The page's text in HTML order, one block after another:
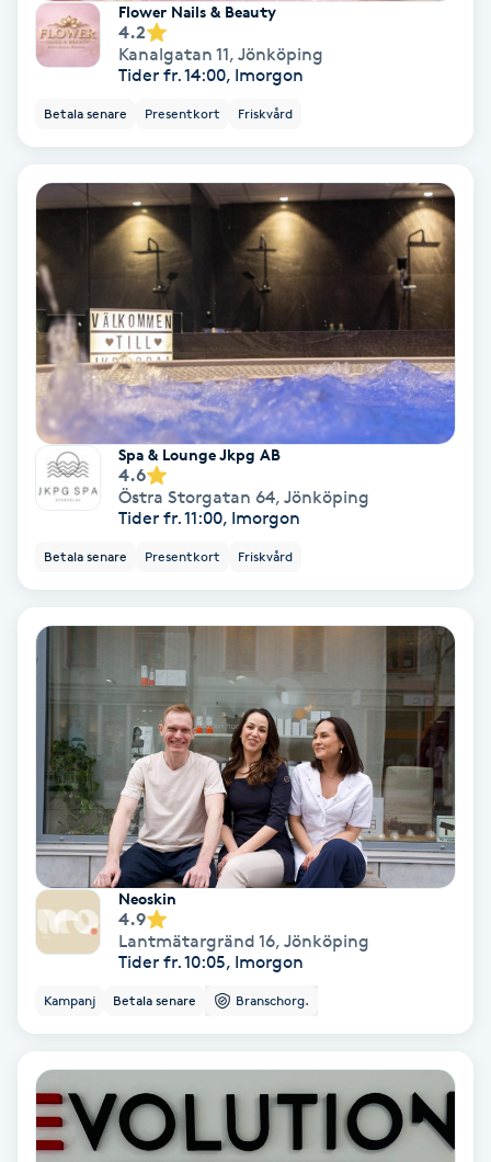
Permanent hårborttagning
Permanent ögonbrynsmakeup
Personlig tränare
Picolaser
Piercing
Pigmentbehandling
Pigmentfläckar
Powder brows
Power Yoga
PRP (Platelet Rich Plasma)
PRX-T33
Psoriasis
Reflexologi
Flower Nails & Beauty
4.2
Kanalgatan 11, Jönköping
Tider fr. 14:00, Imorgon
Betala senare Presentkort Friskvård
Spa & Lounge Jkpg AB
4.6
Östra Storgatan 64, Jönköping
Tider fr. 11:00, Imorgon
Betala senare Presentkort Friskvård
Neoskin
4.9
Lantmätargränd 16, Jönköping
Tider fr. 10:05, Imorgon
Kampanj Betala senare Branschorg.